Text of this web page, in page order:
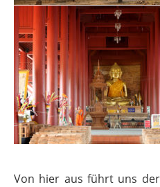
Von hier aus führt uns